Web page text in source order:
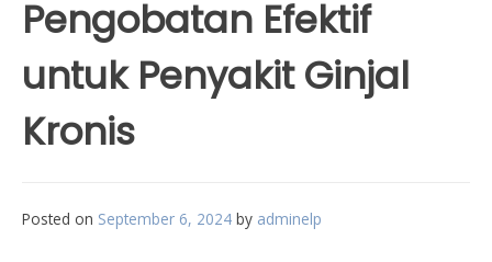
Pengobatan Efektif
untuk Penyakit Ginjal
Kronis
Posted on September 6, 2024 by adminelp